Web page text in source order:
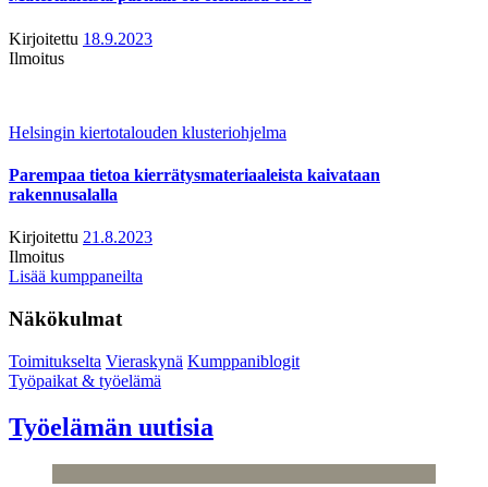
Kirjoitettu 18.9.2023
Ilmoitus
Helsingin kiertotalouden klusteriohjelma
Parempaa tietoa kierrätysmateriaaleista kaivataan
rakennusalalla
Kirjoitettu 21.8.2023
Ilmoitus
Lisää kumppaneilta
Näkökulmat
Toimitukselta Vieraskynä Kumppaniblogit
Työpaikat & työelämä
Työelämän uutisia